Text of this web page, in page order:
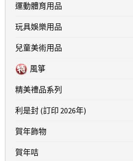
運動體育用品
玩具娛樂用品
兒童美術用品
風箏
精美禮品系列
利是封 (訂印 2026年)
賀年飾物
賀年咭